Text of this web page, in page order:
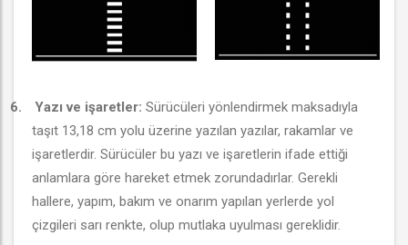
6. Yazı ve işaretler: Sürücüleri yönlendirmek maksadıyla
taşıt 13,18 cm yolu üzerine yazılan yazılar, rakamlar ve
işaretlerdir. Sürücüler bu yazı ve işaretlerin ifade ettiği
anlamlara göre hareket etmek zorundadırlar. Gerekli
hallere, yapım, bakım ve onarım yapılan yerlerde yol
çizgileri sarı renkte, olup mutlaka uyulması gereklidir.